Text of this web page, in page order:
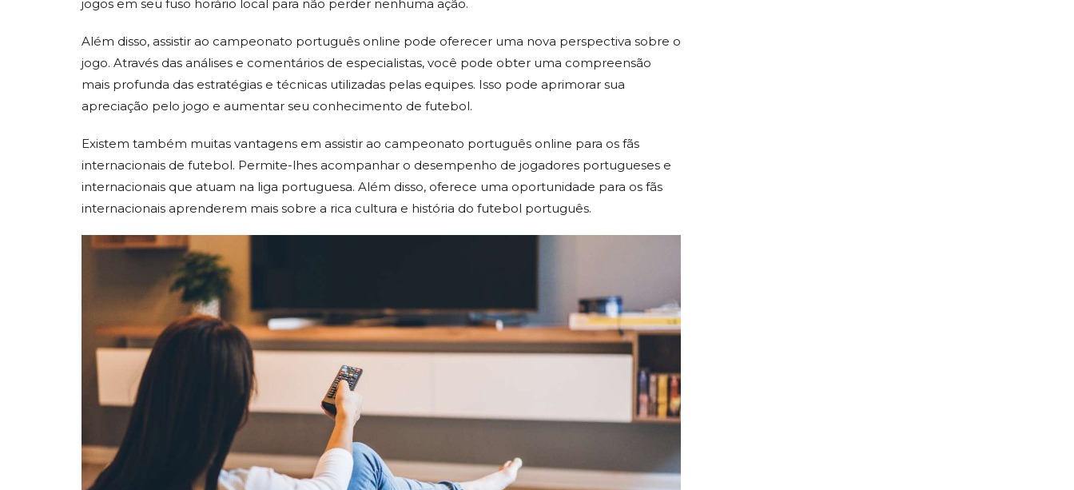
jogos em seu fuso horário local para não perder nenhuma ação.
Além disso, assistir ao campeonato português online pode oferecer uma nova perspectiva sobre o
jogo. Através das análises e comentários de especialistas, você pode obter uma compreensão
mais profunda das estratégias e técnicas utilizadas pelas equipes. Isso pode aprimorar sua
apreciação pelo jogo e aumentar seu conhecimento de futebol.
Existem também muitas vantagens em assistir ao campeonato português online para os fãs
internacionais de futebol. Permite-lhes acompanhar o desempenho de jogadores portugueses e
internacionais que atuam na liga portuguesa. Além disso, oferece uma oportunidade para os fãs
internacionais aprenderem mais sobre a rica cultura e história do futebol português.